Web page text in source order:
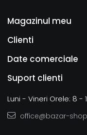
Magazinul meu
Clienti
Date comerciale
Suport clienti
Luni - Vineri Orele: 8 -
office@bazar-